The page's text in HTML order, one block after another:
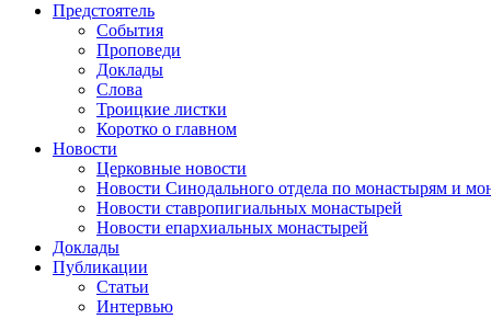
Предстоятель
События
Проповеди
Доклады
Слова
Троицкие листки
Коротко о главном
Новости
Церковные новости
Новости Синодального отдела по монастырям и
Новости ставропигиальных монастырей
Новости епархиальных монастырей
Доклады
Публикации
Статьи
Интервью